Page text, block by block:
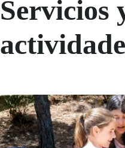
Servicios